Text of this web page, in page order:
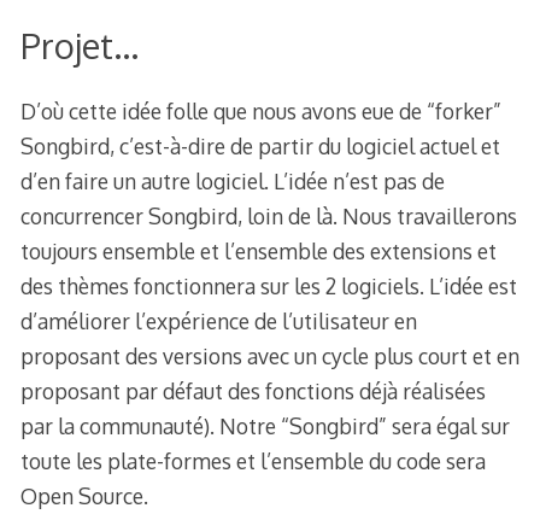
Projet…
D’où cette idée folle que nous avons eue de “forker”
Songbird, c’est-à-dire de partir du logiciel actuel et
d’en faire un autre logiciel. L’idée n’est pas de
concurrencer Songbird, loin de là. Nous travaillerons
toujours ensemble et l’ensemble des extensions et
des thèmes fonctionnera sur les 2 logiciels. L’idée est
d’améliorer l’expérience de l’utilisateur en
proposant des versions avec un cycle plus court et en
proposant par défaut des fonctions déjà réalisées
par la communauté). Notre “Songbird” sera égal sur
toute les plate-formes et l’ensemble du code sera
Open Source.